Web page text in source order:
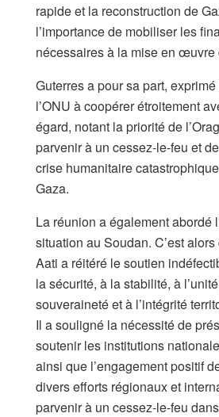
rapide et la reconstruction de
l’importance de mobiliser les
nécessaires à la mise en œuvre
Guterres a pour sa part,
l’ONU à coopérer étroitement
égard, notant la priorité de
parvenir à un cessez-le-feu et
crise humanitaire
Gaza.
La réunion a également abordé
situation au Soudan. C’est
Aati a réitéré le soutien
la sécurité, à la stabilité, à
souveraineté et à l’intégrité
Il a souligné la nécessité de
soutenir les institutions
ainsi que l’engagement positif
divers efforts régionaux et
parvenir à un cessez-le-feu